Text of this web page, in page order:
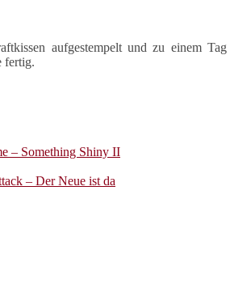
aufgestempelt und zu einem Tag
fertig.
– Something Shiny II
– Der Neue ist da